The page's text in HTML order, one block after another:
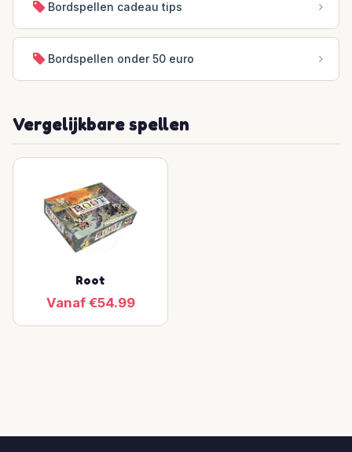
Bordspellen cadeau tips
Bordspellen onder 50 euro
Vergelijkbare spellen
Root
Vanaf €54.99